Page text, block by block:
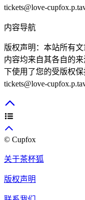
tickets@love-
内容导航
版权声明：本站所有
内容均来自其各自的
下使用了您的受版权
tickets@love-
© Cupfox
关于茶杯狐
版权声明